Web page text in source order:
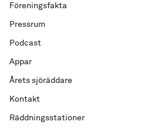
Föreningsfakta
Pressrum
Podcast
Appar
Årets sjöräddare
Kontakt
Räddningsstationer